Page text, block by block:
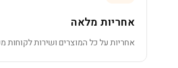
אחריות מלאה
אחריות על כל המוצרים ושירות לקוחות